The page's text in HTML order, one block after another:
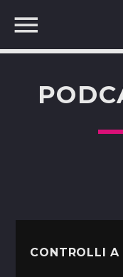
CONTROLLI A